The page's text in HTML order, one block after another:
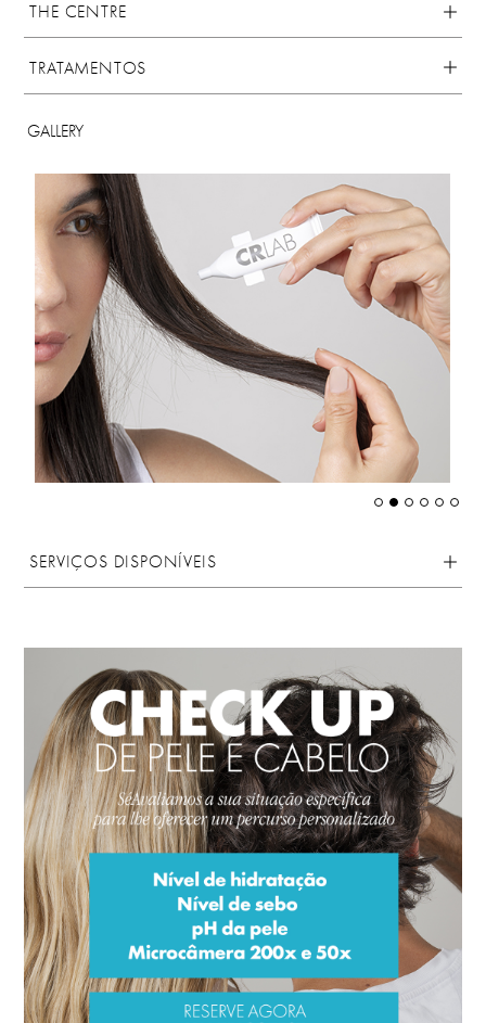
THE CENTRE
TRATAMENTOS
GALLERY
SERVIÇOS DISPONÍVEIS